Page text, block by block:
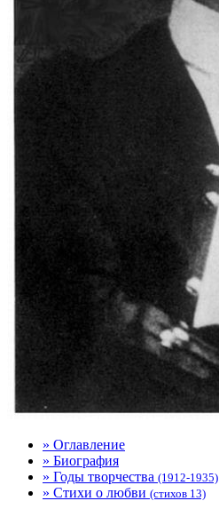
» Оглавление
» Биография
» Годы творчества (1912-1935)
» Стихи о любви (стихов 13)